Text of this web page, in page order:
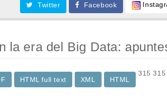
Twitter Facebook
la era del Big Data:
315315
HTML full text
XML
HTML